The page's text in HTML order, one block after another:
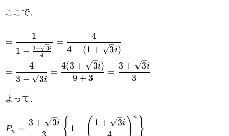
{4}}\cdot\left\
\frac{1+\sqrt{3}i}
{4}\right)^n\right\}
ここで、
\displaystyle=\frac{1}{1-
\frac{1+\sqrt{3}i}{4}}=\frac{4}{4-
(1+\sqrt{3}i)}\\\displaystyle=\frac{4}
=
1 − 4
1 + 3i
1
=
4 − (1 + 3i)
4
=
3 − 3i
4
=
9 + 3
4(3 + 3i)
=
3
3 + 3i
よって、
\displaystyle
Pn =
3 + 3i { 1 − ( 1 + 3i ) n }